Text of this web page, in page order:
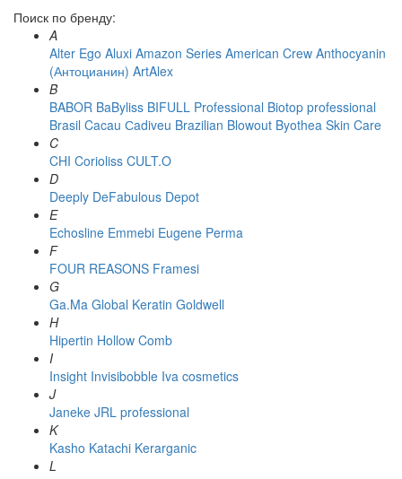
Поиск по бренду:
A
Alter Ego Aluxi Amazon Series American Crew Anthocyanin
(Антоцианин) ArtAlex
B
BABOR BaByliss BIFULL Professional Biotop professional
Brasil Cacau Сadiveu Brazilian Blowout Byothea Skin Care
C
CHI Corioliss CULT.O
D
Deeply DeFabulous Depot
E
Echosline Emmebi Eugene Perma
F
FOUR REASONS Framesi
G
Ga.Ma Global Keratin Goldwell
H
Hipertin Hollow Comb
I
Insight Invisibobble Iva cosmetics
J
Janeke JRL professional
K
Kasho Katachi Kerarganic
L